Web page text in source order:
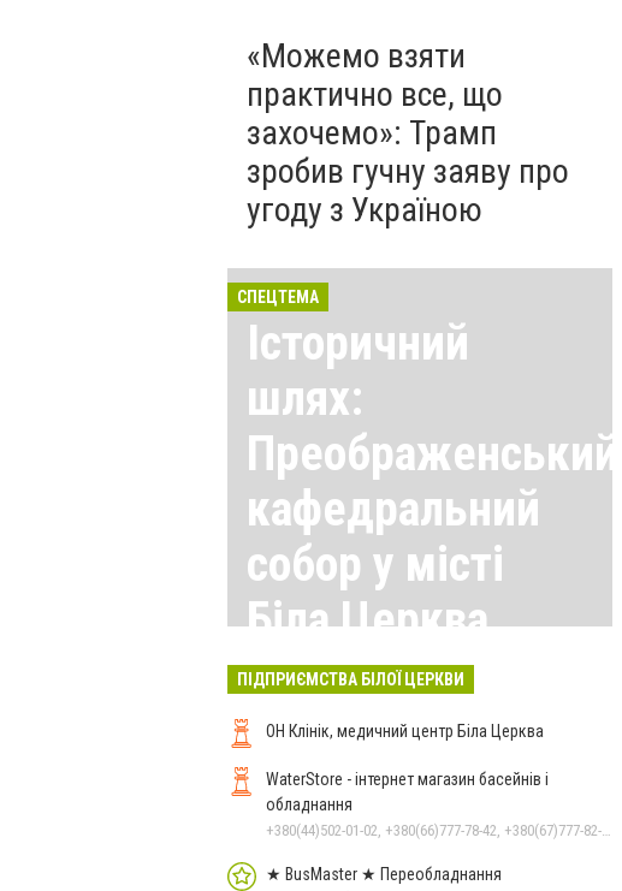
«Можемо взяти
практично все, що
захочемо»: Трамп
зробив гучну заяву про
угоду з Україною
СПЕЦТЕМА
Історичний
шлях:
Преображенський
кафедральний
собор у місті
Біла Церква
Всі матеріали тут
ПІДПРИЄМСТВА БІЛОЇ ЦЕРКВИ
ОН Клінік, медичний центр Біла Церква
WaterStore - інтернет магазин басейнів і
обладнання
★ BusMaster ★ Переобладнання